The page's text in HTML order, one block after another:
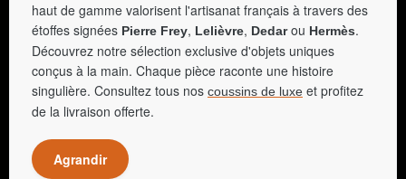
haut de gamme valorisent l'artisanat français à travers des
étoffes signées Pierre Frey, Lelièvre, Dedarou Hermès.
Découvrez notre sélection exclusive d'objets uniques
conçus à la main. Chaque pièce raconte une histoire
singulière. Consultez tous nos coussins de luxe et profitez
de la livraison offerte.
Agrandir